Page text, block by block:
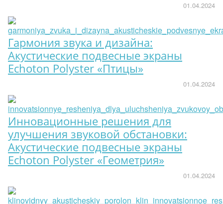
01.04.2024
Гармония звука и дизайна:
Акустические подвесные экраны
Echoton Polyster «Птицы»
01.04.2024
Инновационные решения для
улучшения звуковой обстановки:
Акустические подвесные экраны
Echoton Polyster «Геометрия»
01.04.2024